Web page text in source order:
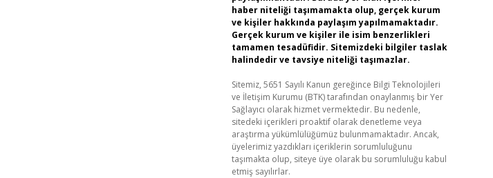
haber niteliği taşımamakta olup, gerçek kurum
ve kişiler hakkında paylaşım yapılmamaktadır.
Gerçek kurum ve kişiler ile isim benzerlikleri
tamamen tesadüfidir. Sitemizdeki bilgiler taslak
halindedir ve tavsiye niteliği taşımazlar.
Sitemiz, 5651 Sayılı Kanun gereğince Bilgi Teknolojileri
ve İletişim Kurumu (BTK) tarafından onaylanmış bir Yer
Sağlayıcı olarak hizmet vermektedir. Bu nedenle,
sitedeki içerikleri proaktif olarak denetleme veya
araştırma yükümlülüğümüz bulunmamaktadır. Ancak,
üyelerimiz yazdıkları içeriklerin sorumluluğunu
taşımakta olup, siteye üye olarak bu sorumluluğu kabul
etmiş sayılırlar.